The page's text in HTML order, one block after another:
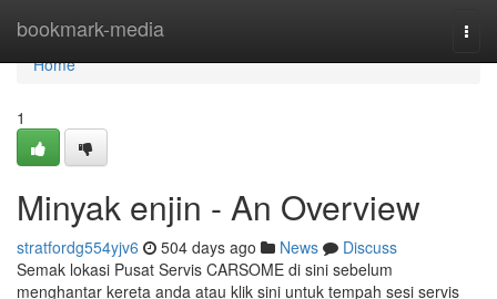
bookmark-media
Home
Home
1
Minyak enjin - An Overview
stratfordg554yjv6 504 days ago News
Discuss
Semak lokasi Pusat Servis CARSOME di sini sebelum
menghantar kereta anda atau klik sini untuk tempah sesi servis